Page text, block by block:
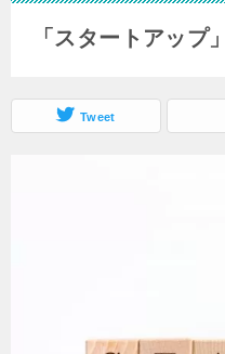
「スタートアップ
Tweet